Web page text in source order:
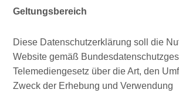
Geltungsbereich
Diese Datenschutzerklärung soll die
Website gemäß
Telemediengesetz über die Art, den
Zweck der Erhebung und Verwendung